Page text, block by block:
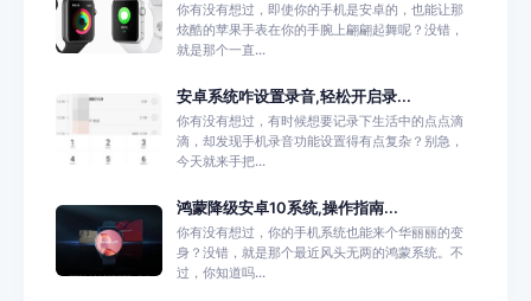
你有没有想过，即使你的手机是安卓的，也能让那
炫酷的苹果手表在你的手腕上翩翩起舞呢？没错，
就是那个一直...
安卓系统咋设置录音,轻松开启录...
你有没有想过，有时候想要记录下生活中的点点滴
滴，却发现手机录音功能设置得有点复杂？别急，
今天就来手把...
鸿蒙降级安卓10系统,操作指南...
你有没有想过，你的手机系统也能来个华丽丽的变
身？没错，就是那个最近风头无两的鸿蒙系统。不
过，你知道吗...